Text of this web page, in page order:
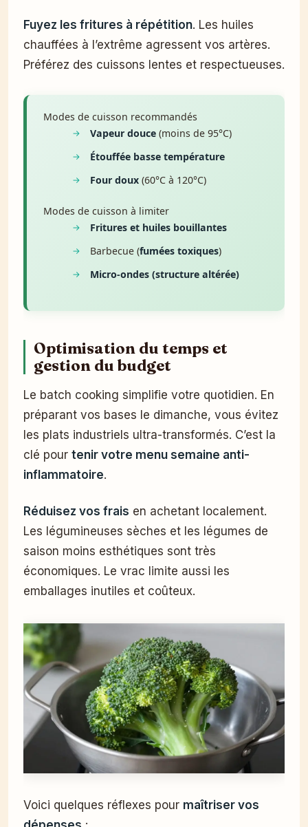
Fuyez les fritures à répétition. Les huiles
chauffées à l’extrême agressent vos artères.
Préférez des cuissons lentes et respectueuses.
Modes de cuisson recommandés
Vapeur douce (moins de 95°C)
Étouffée basse température
Four doux (60°C à 120°C)
Modes de cuisson à limiter
Fritures et huiles bouillantes
Barbecue (fumées toxiques)
Micro-ondes (structure altérée)
Optimisation du temps et
gestion du budget
Le batch cooking simplifie votre quotidien. En
préparant vos bases le dimanche, vous évitez
les plats industriels ultra-transformés. C’est la
clé pour tenir votre menu semaine anti-
inflammatoire.
Réduisez vos frais en achetant localement.
Les légumineuses sèches et les légumes de
saison moins esthétiques sont très
économiques. Le vrac limite aussi les
emballages inutiles et coûteux.
Voici quelques réflexes pour maîtriser vos